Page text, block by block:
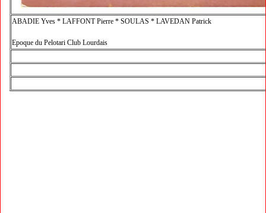
ABADIE Yves * LAFFONT Pierre * SOULAS * LAVEDAN Patrick
Epoque du Pelotari Club Lourdais